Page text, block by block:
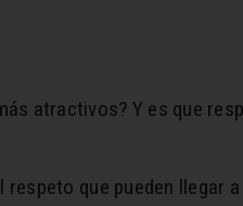
atractivos? Y es que
que pueden llegar